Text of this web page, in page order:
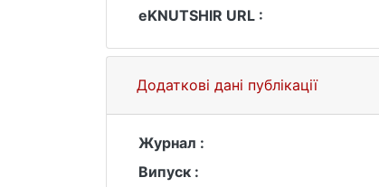
eKNUTSHIR URL :
Додаткові дані публікації
Журнал :
Випуск :